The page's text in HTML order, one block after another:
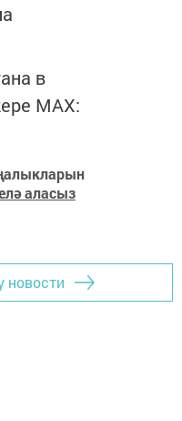
в
MАХ:
аласыз
новости